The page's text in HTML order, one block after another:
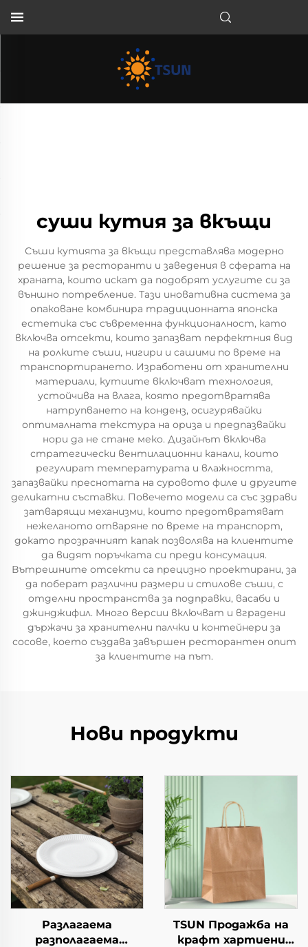
суши кутия за вкъщи
Съши кутията за вкъщи представлява модерно
решение за ресторанти и заведения в сферата на
храната, които искат да подобрят услугите си за
външно потребление. Тази иновативна система за
опаковане комбинира традиционната японска
естетика със съвременна функционалност, като
включва отсекти, които запазват перфектния вид
на ролките съши, нигири и сашими по време на
транспортирането. Изработени от хранителни
материали, кутиите включват технология,
устойчива на влага, която предотвратява
натрупването на конденз, осигурявайки
оптималната текстура на ориза и предпазвайки
нори да не стане меко. Дизайнът включва
стратегически вентилационни канали, които
регулират температурата и влажността,
запазвайки преснотата на суровото филе и другите
деликатни съставки. Повечето модели са със здрави
затварящи механизми, които предотвратяват
нежеланото отваряне по време на транспорт,
докато прозрачният капак позволява на клиентите
да видят поръчката си преди консумация.
Вътрешните отсекти са прецизно проектирани, за
да поберат различни размери и стилове съши, с
отделни пространства за подправки, васаби и
джинджифил. Много версии включват и вградени
държачи за хранителни палчки и контейнери за
сосове, което създава завършен ресторантен опит
за клиентите на път.
Нови продукти
Разлагаема
разполагаема
TSUN Продажба на
крафт хартиени